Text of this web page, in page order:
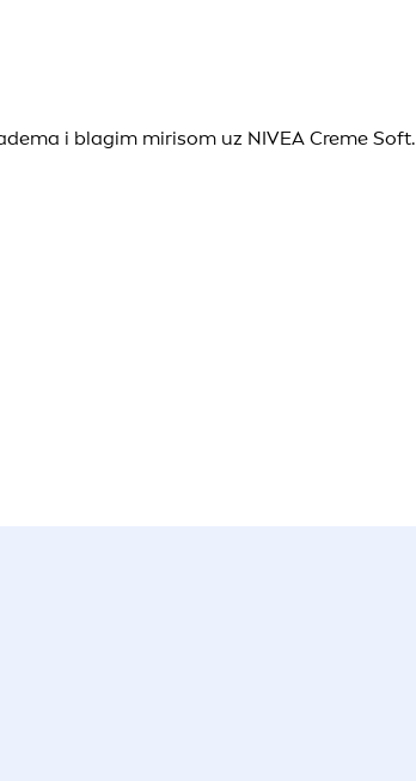
i blagim mirisom uz NIVEA Creme Soft.